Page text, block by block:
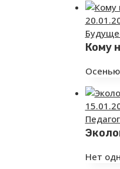
Кому
Нет